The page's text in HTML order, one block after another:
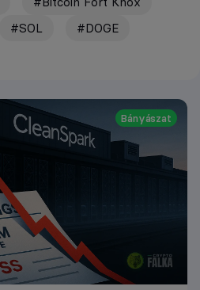
#SOL
#DOGE
Bányászat